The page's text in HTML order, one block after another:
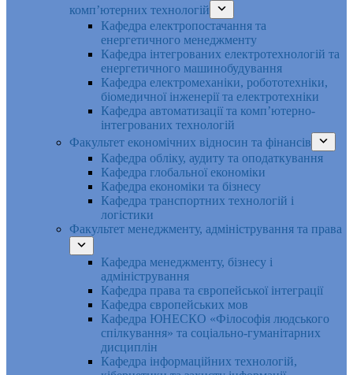
комп’ютерних технологій
Кафедра електропостачання та
енергетичного менеджменту
Кафедра інтегрованих електротехнологій та
енергетичного машинобудування
Кафедра електромеханіки, робототехніки,
біомедичної інженерії та електротехніки
Кафедра автоматизації та комп’ютерно-
інтегрованих технологій
Факультет економічних відносин та фінансів
Кафедра обліку, аудиту та оподаткування
Кафедра глобальної економіки
Кафедра економіки та бізнесу
Кафедра транспортних технологій і
логістики
Факультет менеджменту, адміністрування та права
Кафедра менеджменту, бізнесу і
адміністрування
Кафедра права та європейської інтеграції
Кафедра європейських мов
Кафедра ЮНЕСКО «Філософія людського
спілкування» та соціально-гуманітарних
дисциплін
Кафедра інформаційних технологій,